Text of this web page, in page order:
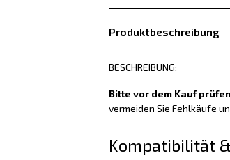
Produktbeschreibung
BESCHREIBUNG:
Bitte vor dem Kauf
vermeiden Sie Fehlkäufe
Kompatibilität